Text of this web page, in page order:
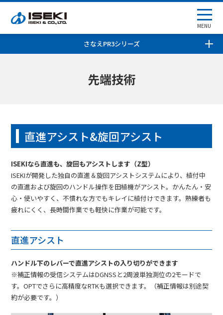
MENU
さなえPR3シリーズ
先端技術
直進アシスト&旋回アシスト
ISEKIなら直進も、旋回もアシストします（Z型）
ISEKIが開発した独自の直進＆旋回アシストシステムにより、植付中
の直進および旋回のハンドル操作を田植機がアシスト。かんたん・安
心・使いやすく、不慣れな方でもキレイに植付けできます。熟練者も
疲れにくく、長時間作業でも軽快に作業が可能です。
直進アシスト
ハンドル下のレバーで直進アシストの入り切りができます
※補正情報の受信システムはDGNSSと2周波単独測位の2モードで
す。OPTでさらに高精度なRTKも選択できます。（補正情報は別途契
約が必要です。）